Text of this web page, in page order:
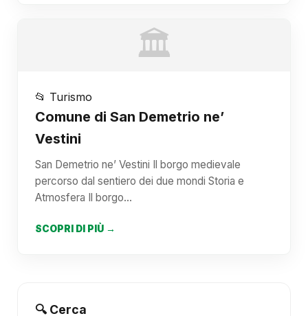
🏛️
📂 Turismo
Comune di San Demetrio ne’
Vestini
San Demetrio ne’ Vestini Il borgo medievale
percorso dal sentiero dei due mondi Storia e
Atmosfera Il borgo…
SCOPRI DI PIÙ →
🔍 Cerca